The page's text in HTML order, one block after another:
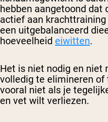
hebben aangetoond dat
actief aan
een uitgebalanceerd
hoeveelheid eiwitten.
Het is niet nodig en niet
volledig te elimineren of
vooral niet als je
en vet wilt verliezen.